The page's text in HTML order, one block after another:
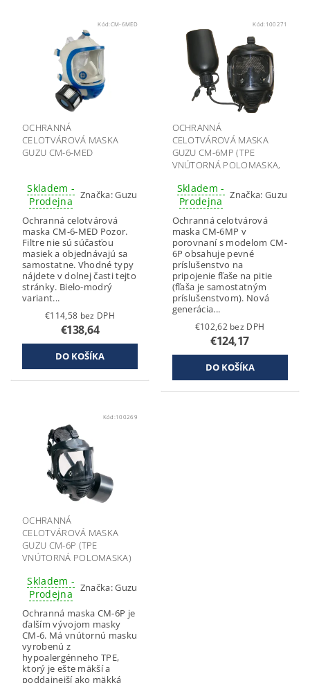
Kód: CM-6MED
OCHRANNÁ
CELOTVÁROVÁ MASKA
GUZU CM-6-MED
Skladem -
Prodejna
Značka:Guzu
Ochranná celotvárová
maska CM-6-MED Pozor.
Filtre nie sú súčasťou
masiek a objednávajú sa
samostatne. Vhodné typy
nájdete v dolnej časti tejto
stránky. Bielo-modrý
variant...
€114,58 bez DPH
€138,64
Kód: 100271
OCHRANNÁ
CELOTVÁROVÁ MASKA
GUZU CM-6MP (TPE
VNÚTORNÁ POLOMASKA,
Skladem -
Prodejna
Značka: Guzu
Ochranná celotvárová
maska CM-6MP v
porovnaní s modelom CM-
6P obsahuje pevné
príslušenstvo na
pripojenie fľaše na pitie
(fľaša je samostatným
príslušenstvom). Nová
generácia...
€102,62 bez DPH
€124,17
Kód: 100269
OCHRANNÁ
CELOTVÁROVÁ MASKA
GUZU CM-6P (TPE
VNÚTORNÁ POLOMASKA)
Skladem -
Prodejna
Značka:Guzu
Ochranná maska CM-6P je
ďalším vývojom masky
CM-6. Má vnútornú masku
vyrobenú z
hypoalergénneho TPE,
ktorý je ešte mäkší a
poddajnejší ako mäkká